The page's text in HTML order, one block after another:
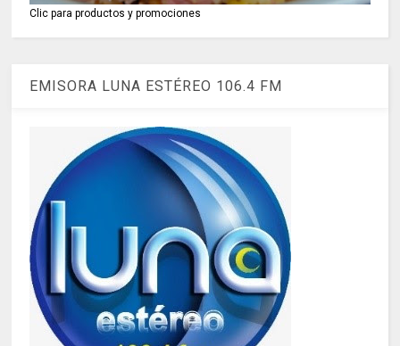
Clic para productos y promociones
EMISORA LUNA ESTÉREO 106.4 FM